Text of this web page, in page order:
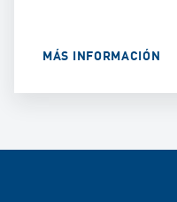
MÁS INFORMACIÓN